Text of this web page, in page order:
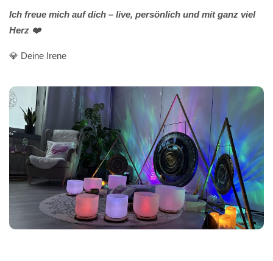
Ich freue mich auf dich – live, persönlich und mit ganz viel
Herz ❤️
💎 Deine Irene